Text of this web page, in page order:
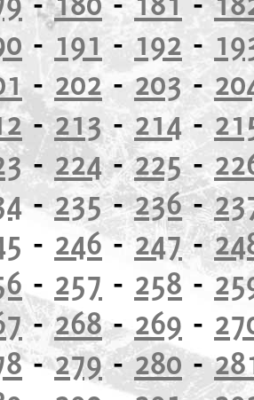
-191 - 192 -
-202 - 203 -
-213- 214-
- 224-225-
-235-236-
- 246-247-
- 257 - 258 -
-268- 269 -
-279-280-